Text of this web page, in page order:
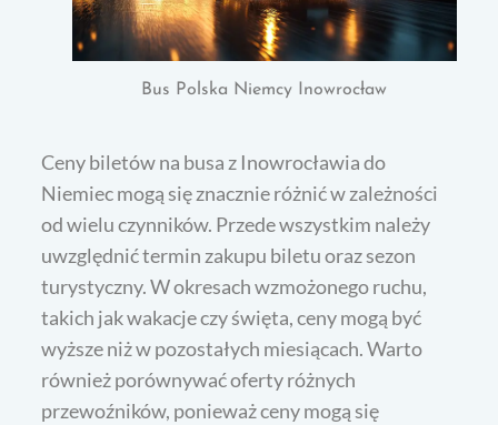
Bus Polska Niemcy Inowrocław
Ceny biletów na busa z Inowrocławia do
Niemiec mogą się znacznie różnić w zależności
od wielu czynników. Przede wszystkim należy
uwzględnić termin zakupu biletu oraz sezon
turystyczny. W okresach wzmożonego ruchu,
takich jak wakacje czy święta, ceny mogą być
wyższe niż w pozostałych miesiącach. Warto
również porównywać oferty różnych
przewoźników, ponieważ ceny mogą się